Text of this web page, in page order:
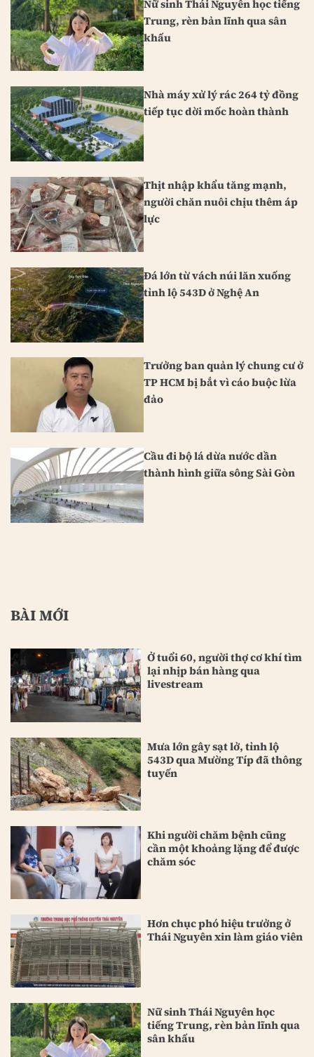
Nữ sinh Thái Nguyên học tiếng
Trung, rèn bản lĩnh qua sân
khấu
Nhà máy xử lý rác 264 tỷ đồng
tiếp tục dời mốc hoàn thành
Thịt nhập khẩu tăng mạnh,
người chăn nuôi chịu thêm áp
lực
Đá lớn từ vách núi lăn xuống
tỉnh lộ 543D ở Nghệ An
Trưởng ban quản lý chung cư ở
TP HCM bị bắt vì cáo buộc lừa
đảo
Cầu đi bộ lá dừa nước dần
thành hình giữa sông Sài Gòn
BÀI MỚI
Ở tuổi 60, người thợ cơ khí tìm
lại nhịp bán hàng qua
livestream
Mưa lớn gây sạt lở, tỉnh lộ
543D qua Mường Típ đã thông
tuyến
Khi người chăm bệnh cũng
cần một khoảng lặng để được
chăm sóc
Hơn chục phó hiệu trưởng ở
Thái Nguyên xin làm giáo viên
Nữ sinh Thái Nguyên học
tiếng Trung, rèn bản lĩnh qua
sân khấu